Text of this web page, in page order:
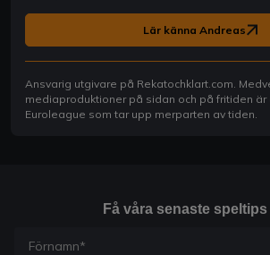
Lär känna Andreas
Ansvarig utgivare på Rekatochklart.com.
mediaproduktioner på sidan och på fritiden är
Euroleague som tar upp merparten av tiden.
Få våra senaste speltips